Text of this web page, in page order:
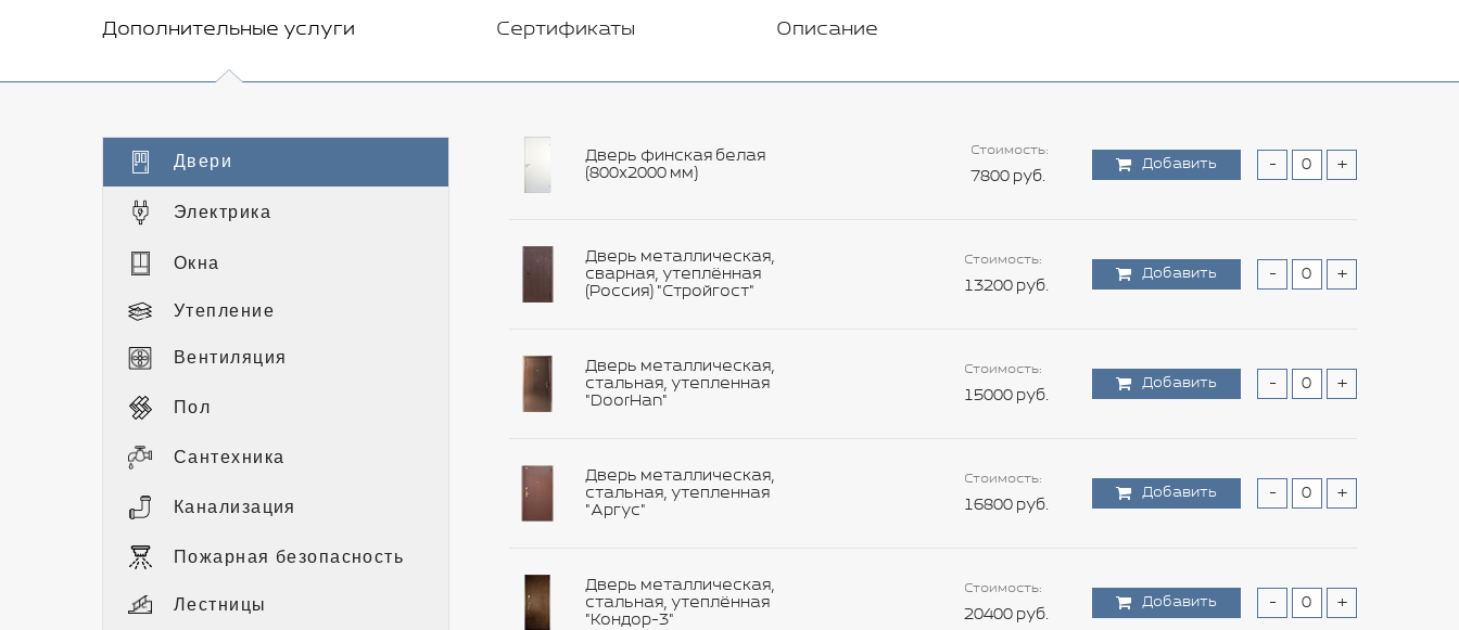
Дополнительные услуги Сертификаты Описание
Двери
Электрика
Окна
Утепление
Вентиляция
Пол
Сантехника
Канализация
Пожарная безопасность
Лестницы
Дверь финская белая
(800х2000 мм)
Стоимость:
7800 руб.
Добавить - +
Дверь металлическая,
сварная, утеплённая
(Россия) "Стройгост"
Стоимость:
13200 руб.
Добавить - +
Дверь металлическая,
стальная, утепленная
"DoorHan"
Стоимость:
15000 руб.
Добавить - +
Дверь металлическая,
стальная, утепленная
"Аргус"
Стоимость:
16800 руб.
Добавить - +
Дверь металлическая,
стальная, утеплённая
"Кондор-3"
Стоимость:
20400 руб.
Добавить - +